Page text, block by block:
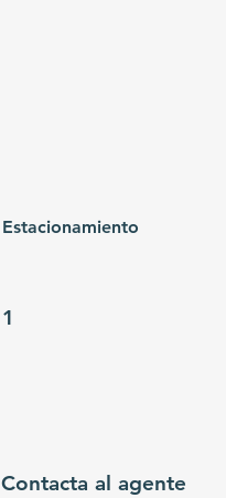
Estacionamiento
1
Contacta al agente